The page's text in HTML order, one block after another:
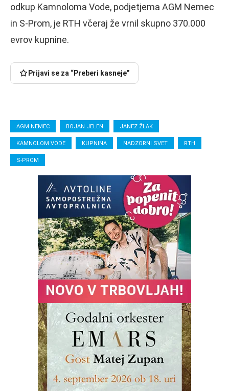
odkup Kamnoloma Vode, podjetjema AGM Nemec
in S-Prom, je RTH včeraj že vrnil skupno 370.000
evrov kupnine.
Prijavi se za “Preberi kasneje”
AGM NEMEC BOJAN JELEN JANEZ ŽLAK
KAMNOLOM VODE KUPNINA NADZORNI SVET RTH
S-PROM